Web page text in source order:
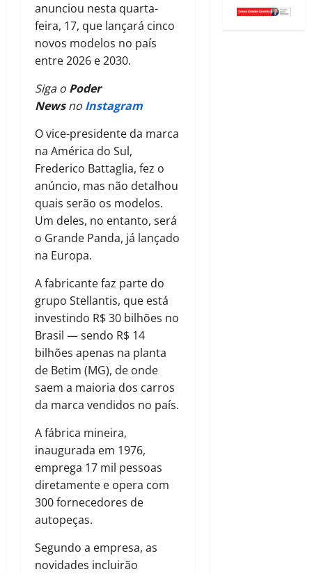
anunciou nesta quarta-
feira, 17, que lançará cinco
novos modelos no país
entre 2026 e 2030.
Siga o Poder
Newsno Instagram
O vice-presidente da marca
na América do Sul,
Frederico Battaglia, fez o
anúncio, mas não detalhou
quais serão os modelos.
Um deles, no entanto, será
o Grande Panda, já lançado
na Europa.
A fabricante faz parte do
grupo Stellantis, que está
investindo R$ 30 bilhões no
Brasil — sendo R$ 14
bilhões apenas na planta
de Betim (MG), de onde
saem a maioria dos carros
da marca vendidos no país.
A fábrica mineira,
inaugurada em 1976,
emprega 17 mil pessoas
diretamente e opera com
300 fornecedores de
autopeças.
Segundo a empresa, as
novidades incluirão